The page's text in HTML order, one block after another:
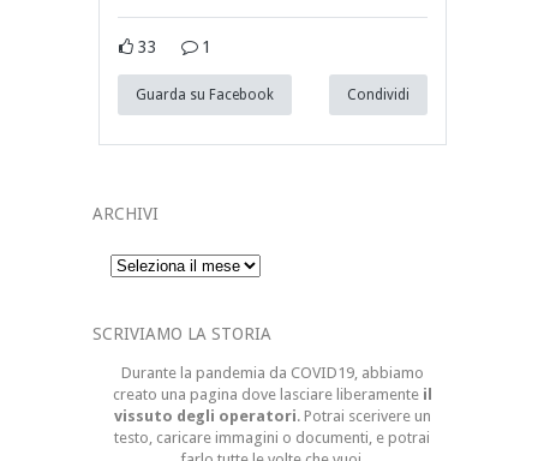
33 1
Guarda su Facebook Condividi
ARCHIVI
Archivi
SCRIVIAMO LA STORIA
Durante la pandemia da COVID19, abbiamo
creato una pagina dove lasciare liberamenteil
vissuto degli operatori. Potrai scerivere un
testo, caricare immagini o documenti, e potrai